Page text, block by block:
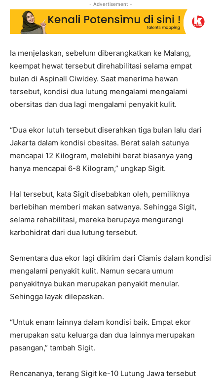
- Advertisement -
Ia menjelaskan, sebelum diberangkatkan ke Malang,
keempat hewat tersebut direhabilitasi selama empat
bulan di Aspinall Ciwidey. Saat menerima hewan
tersebut, kondisi dua lutung mengalami mengalami
obersitas dan dua lagi mengalami penyakit kulit.
“Dua ekor lutuh tersebut diserahkan tiga bulan lalu dari
Jakarta dalam kondisi obesitas. Berat salah satunya
mencapai 12 Kilogram, melebihi berat biasanya yang
hanya mencapai 6-8 Kilogram,” ungkap Sigit.
Hal tersebut, kata Sigit disebabkan oleh, pemiliknya
berlebihan memberi makan satwanya. Sehingga Sigit,
selama rehabilitasi, mereka berupaya mengurangi
karbohidrat dari dua lutung tersebut.
Sementara dua ekor lagi dikirim dari Ciamis dalam kondisi
mengalami penyakit kulit. Namun secara umum
penyakitnya bukan merupakan penyakit menular.
Sehingga layak dilepaskan.
“Untuk enam lainnya dalam kondisi baik. Empat ekor
merupakan satu keluarga dan dua lainnya merupakan
pasangan,” tambah Sigit.
Rencananya, terang Sigit ke-10 Lutung Jawa tersebut